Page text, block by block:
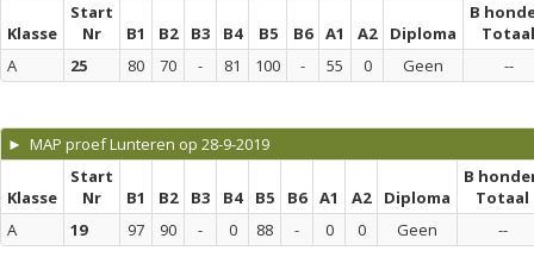
Klasse
Start
Nr
B1 B2 B3 B4 B5 B6 A1 A2 Diploma
B
Totaal
A
25 80 70 - 81 100 - 55 0 Geen --
► MAP proef Lunteren op 28-9-2019
Klasse
Start
Nr
B1 B2 B3 B4 B5 B6 A1 A2 Diploma
B
Totaal
A
19 97 90 - 0 88 - 0 0 Geen --